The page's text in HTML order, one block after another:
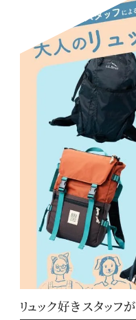
リュック好きスタッフが